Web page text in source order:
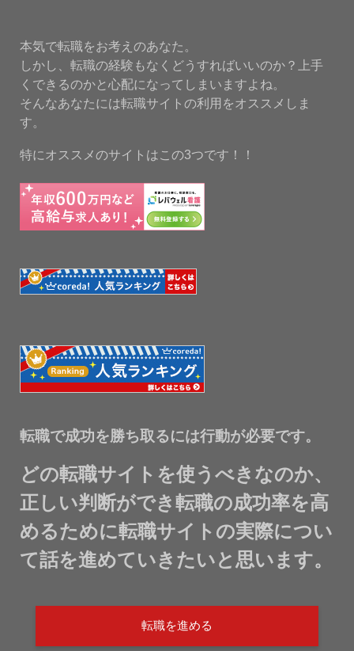
本気で転職をお考えのあなた。
しかし、転職の経験もなくどうすればいいのか？上手
くできるのかと心配になってしまいますよね。
そんなあなたには転職サイトの利用をオススメしま
す。
特にオススメのサイトはこの3つです！！
転職で成功を勝ち取るには行動が必要です。
どの転職サイトを使うべきなのか、
正しい判断ができ転職の成功率を高
めるために転職サイトの実際につい
て話を進めていきたいと思います。
転職を進める